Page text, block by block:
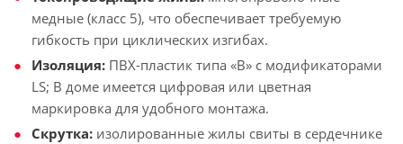
медные (класс 5), что обеспечивает требуемую
гибкость при циклических изгибах.
Изоляция: ПВХ-пластик типа «В» с модификаторами
LS; В доме имеется цифровая или цветная
маркировка для удобного монтажа.
Скрутка: изолированные жилы свиты в сердечнике